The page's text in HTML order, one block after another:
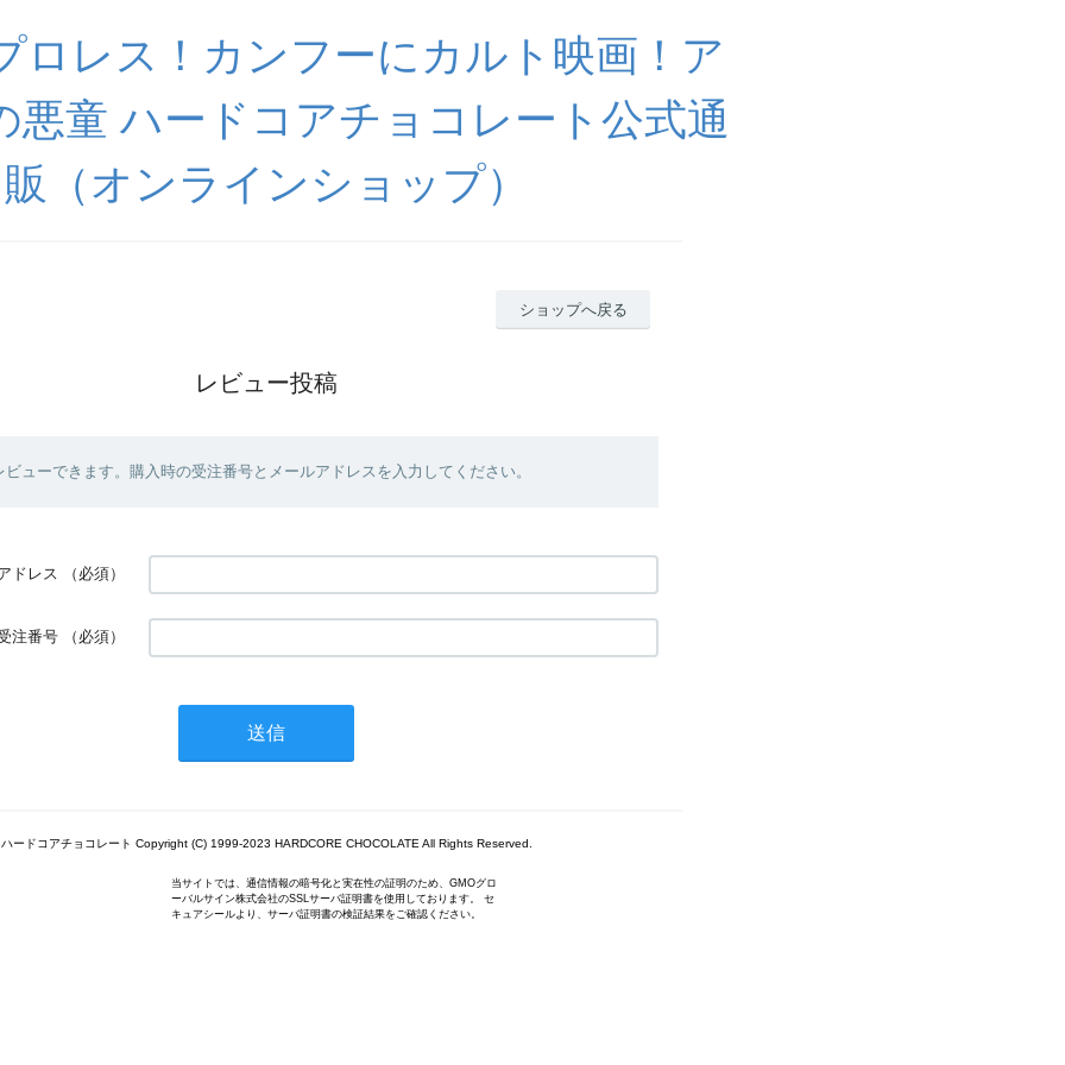
ロレス！カンフーにカルト映画！ア
悪童 ハードコアチョコレート公式通
販（オンラインショップ）
ショップへ戻る
レビュー投稿
ューできます。購入時の受注番号とメールアドレスを入力してください。
ドレス （必須）
注番号 （必須）
ハードコアチョコレート Copyright (C) 1999-2023 HARDCORE CHOCOLATE All Rights Reserved.
当サイトでは、通信情報の暗号化と実在性の証明のため、GMOグロ
ーバルサイン株式会社のSSLサーバ証明書を使用しております。 セ
キュアシールより、サーバ証明書の検証結果をご確認ください。